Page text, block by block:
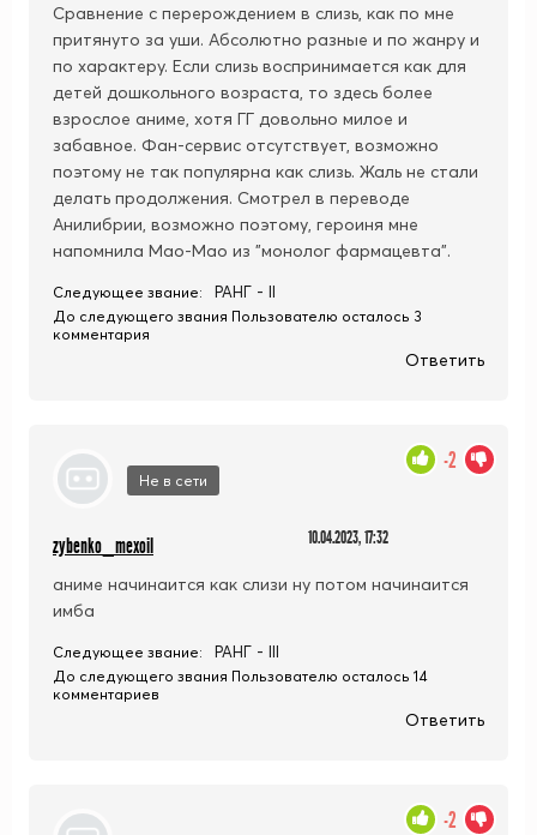
Сравнение с перерождением в слизь, как по мне
притянуто за уши. Абсолютно разные и по жанру и
по характеру. Если слизь воспринимается как для
детей дошкольного возраста, то здесь более
взрослое аниме, хотя ГГ довольно милое и
забавное. Фан-сервис отсутствует, возможно
поэтому не так популярна как слизь. Жаль не стали
делать продолжения. Смотрел в переводе
Анилибрии, возможно поэтому, героиня мне
напомнила Мао-Мао из "монолог фармацевта".
Следующее звание: РАНГ - II
До следующего звания Пользователю осталось 3
комментария
Ответить
Не в сети
zybenko_mexoil 10.04.2023, 17:32
аниме начинаится как слизи ну потом начинаится
имба
-2
Следующее звание: РАНГ - III
До следующего звания Пользователю осталось 14
комментариев
Ответить
-2